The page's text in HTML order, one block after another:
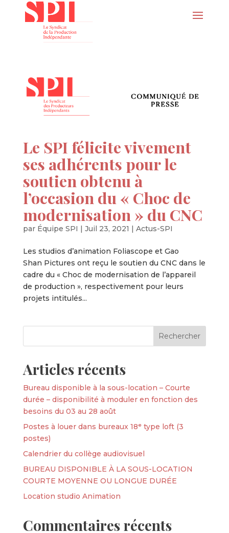
Le SPI félicite vivement
ses adhérents pour le
soutien obtenu à
l’occasion du « Choc de
modernisation » du CNC
par Équipe SPI | Juil 23, 2021 | Actus-SPI
Les studios d’animation Foliascope et Gao
Shan Pictures ont reçu le soutien du CNC dans le
cadre du « Choc de modernisation de l’appareil
de production », respectivement pour leurs
projets intitulés...
Articles récents
Bureau disponible à la sous-location – Courte
durée – disponibilité à moduler en fonction des
besoins du 03 au 28 août
Postes à louer dans bureaux 18ᵉ type loft (3
postes)
Calendrier du collège audiovisuel
BUREAU DISPONIBLE À LA SOUS-LOCATION
COURTE MOYENNE OU LONGUE DURÉE
Location studio Animation
Commentaires récents